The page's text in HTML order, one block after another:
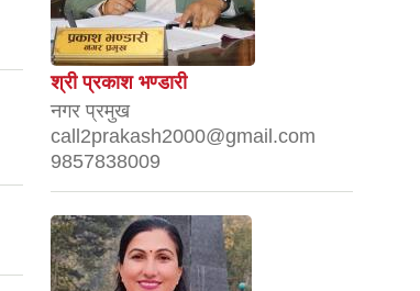
श्री प्रकाश भण्डारी
नगर प्रमुख
call2prakash2000@gmail.com
9857838009